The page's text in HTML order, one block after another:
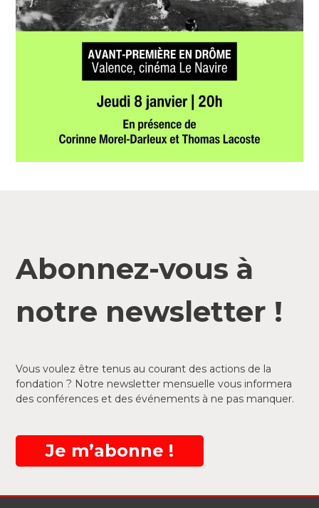
Abonnez-vous à
notre newsletter !
Vous voulez être tenus au courant des actions de la
fondation ? Notre newsletter mensuelle vous informera
des conférences et des événements à ne pas manquer.
Je m’abonne !